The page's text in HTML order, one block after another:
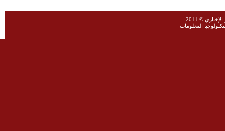
© 2011
المعلومات